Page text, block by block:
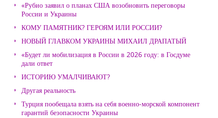
«Рубио заявил о планах США возобновить переговоры
России и Украины
КОМУ ПАМЯТНИК? ГЕРОЯМ ИЛИ РОССИИ?
НОВЫЙ ГЛАВКОМ УКРАИНЫ МИХАИЛ ДРАПАТЫЙ
«Будет ли мобилизация в России в 2026 году: в Госдуме
дали ответ
ИСТОРИЮ УМАЛЧИВАЮТ?
Другая реальность
Турция пообещала взять на себя военно-морской компонент
гарантий безопасности Украины